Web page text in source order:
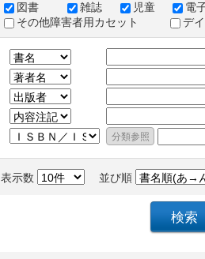
図書 雑誌 児童
電
その他障害者用カセット
デ
表示数 並び順